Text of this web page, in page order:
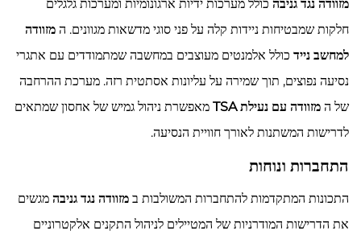
מזוודה נגד גניבה כולל מערכות ידיות ארגונומיות ומערכות גלגלים
חלקות שמבטיחות ניידות קלה על פני סוגי מדשאות מגוונים. ה מזוודה
למחשב נייד כולל אלמנטים מעוצבים במחשבה שמתמודדים עם אתגרי
נסיעה נפוצים, תוך שמירה על עליונות אסתטית רזה. מערכת ההרחבה
של ה מזוודה עם נעילת TSA
מאפשרת ניהול גמיש של אחסון שמתאים
לדרישות המשתנות לאורך חוויית הנסיעה.
התחברות ונוחות
התכונות המתקדמות להתחברות המשולבות ב מזוודה נגד גניבה מגשים
את הדרישות המודרניות של המטיילים לניהול התקנים אלקטרוניים